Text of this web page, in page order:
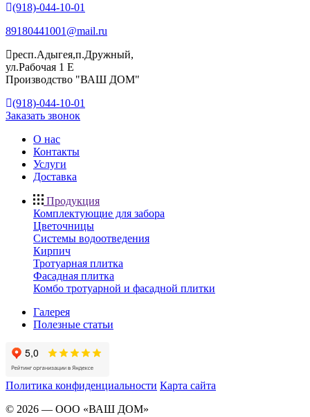
(918)-044-10-01
89180441001@mail.ru
респ.Адыгея,п.Дружный,
ул.Рабочая 1 Е
Производство "ВАШ ДОМ"
(918)-044-10-01
Заказать звонок
О нас
Контакты
Услуги
Доставка
Продукция
Комплектующие для забора
Цветочницы
Системы водоотведения
Кирпич
Тротуарная плитка
Фасадная плитка
Комбо тротуарной и фасадной плитки
Галерея
Полезные статьи
Политика конфиденциальности Карта сайта
© 2026 — ООО «ВАШ ДОМ»